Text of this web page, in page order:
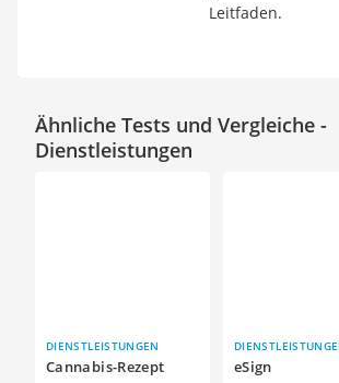
Leitfaden.
Ähnliche Tests und Vergleiche -
Dienstleistungen
DIENSTLEISTUNGEN
Cannabis-Rezept eSign